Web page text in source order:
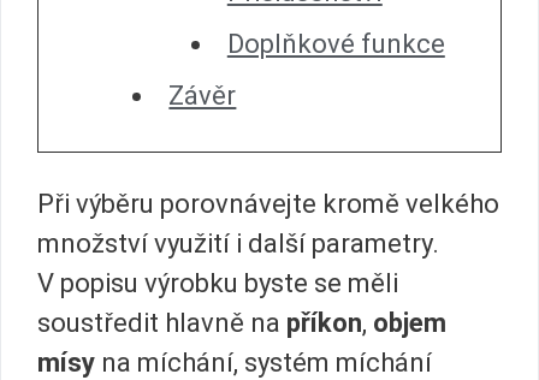
Doplňkové funkce
Závěr
Při výběru porovnávejte kromě velkého
množství využití i další parametry.
V popisu výrobku byste se měli
soustředit hlavně na příkon, objem
mísy na míchání, systém míchání